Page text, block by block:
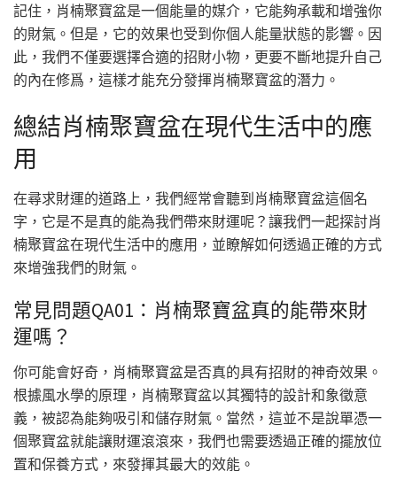
記住，肖楠聚寶盆是一個能量的媒介，它能夠承載和增強你
的財氣。但是，它的效果也受到你個人能量狀態的影響。因
此，我們不僅要選擇合適的招財小物，更要不斷地提升自己
的內在修爲，這樣才能充分發揮肖楠聚寶盆的潛力。
總結肖楠聚寶盆在現代生活中的應
用
在尋求財運的道路上，我們經常會聽到肖楠聚寶盆這個名
字，它是不是真的能為我們帶來財運呢？讓我們一起探討肖
楠聚寶盆在現代生活中的應用，並瞭解如何透過正確的方式
來增強我們的財氣。
常見問題QA01：肖楠聚寶盆真的能帶來財
運嗎？
你可能會好奇，肖楠聚寶盆是否真的具有招財的神奇效果。
根據風水學的原理，肖楠聚寶盆以其獨特的設計和象徵意
義，被認為能夠吸引和儲存財氣。當然，這並不是說單憑一
個聚寶盆就能讓財運滾滾來，我們也需要透過正確的擺放位
置和保養方式，來發揮其最大的效能。